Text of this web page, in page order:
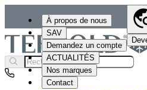
À propos de nous
SAV
Demandez un compte
ACTUALITÉS
Nos marques
Contact